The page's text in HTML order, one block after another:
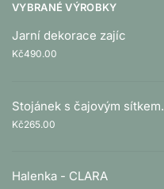
VYBRANÉ VÝROBKY
Jarní dekorace zajíc
Kč490.00
Stojánek s čajovým sítkem.
Kč265.00
Halenka - CLARA